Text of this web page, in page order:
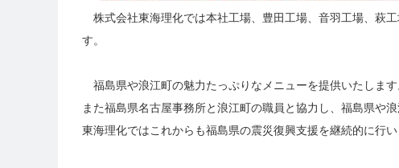
株式会社東海理化では本社工場、豊田工場、音羽工場、萩
す。
福島県や浪江町の魅力たっぷりなメニューを提供いたします
また福島県名古屋事務所と浪江町の職員と協力し、福島県や浪
東海理化ではこれからも福島県の震災復興支援を継続的に行い